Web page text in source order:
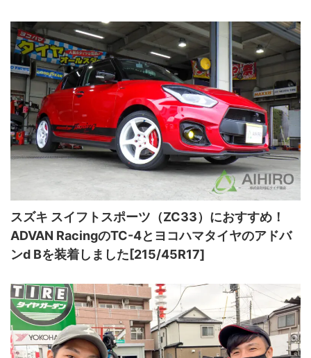
スズキ スイフトスポーツ（ZC33）におすすめ！
ADVAN RacingのTC-4とヨコハマタイヤのアドバ
ンd Bを装着しました[215/45R17]